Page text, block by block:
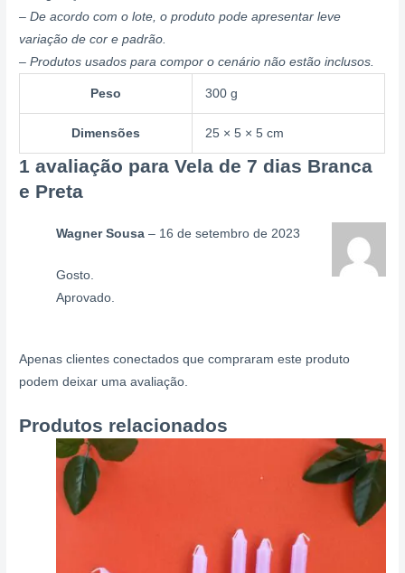
– De acordo com o lote, o produto pode apresentar leve
variação de cor e padrão.
– Produtos usados para compor o cenário não estão inclusos.
Peso 300 g
Dimensões 25 × 5 × 5 cm
1 avaliação paraVela de 7 dias Branca
e Preta
Wagner Sousa– 16 de setembro de 2023
Gosto.
Aprovado.
Apenas clientes conectados que compraram este produto
podem deixar uma avaliação.
Produtos relacionados